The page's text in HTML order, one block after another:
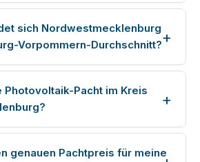
sich Nordwestmecklenburg
Vorpommern-Durchschnitt?
Photovoltaik-Pacht im Kreis
genauen Pachtpreis für meine